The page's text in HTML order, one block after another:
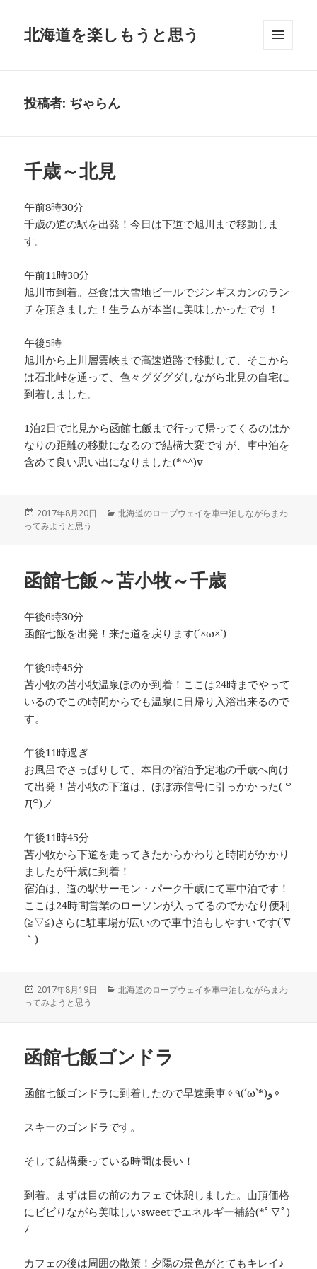
北海道を楽しもうと思う
投稿者: ぢゃらん
千歳～北見
午前8時30分
千歳の道の駅を出発！今日は下道で旭川まで移動しま
す。
午前11時30分
旭川市到着。昼食は大雪地ビールでジンギスカンのラン
チを頂きました！生ラムが本当に美味しかったです！
午後5時
旭川から上川層雲峡まで高速道路で移動して、そこから
は石北峠を通って、色々グダグダしながら北見の自宅に
到着しました。
1泊2日で北見から函館七飯まで行って帰ってくるのはか
なりの距離の移動になるので結構大変ですが、車中泊を
含めて良い思い出になりました(*^^)v
投
稿
2017年8月20日
カ
北海道のロープウェイを車中泊しながらまわ
ってみようと思う
函館七飯～苫小牧～千歳
午後6時30分
函館七飯を出発！来た道を戻ります(´×ω×`)
午後9時45分
苫小牧の苫小牧温泉ほのか到着！ここは24時までやって
いるのでこの時間からでも温泉に日帰り入浴出来るので
す。
午後11時過ぎ
お風呂でさっぱりして、本日の宿泊予定地の千歳へ向け
て出発！苫小牧の下道は、ほぼ赤信号に引っかかった( ꒪
Д꒪)ノ
午後11時45分
苫小牧から下道を走ってきたからかわりと時間がかかり
ましたが千歳に到着！
宿泊は、道の駅サーモン・パーク千歳にて車中泊です！
ここは24時間営業のローソンが入ってるのでかなり便利
(≧▽≦)さらに駐車場が広いので車中泊もしやすいです(´∇
｀)
投
稿
2017年8月19日
カ
北海道のロープウェイを車中泊しながらまわ
ってみようと思う
函館七飯ゴンドラ
函館七飯ゴンドラに到着したので早速乗車✧٩(ˊωˋ*)و✧
スキーのゴンドラです。
そして結構乗っている時間は長い！
到着。まずは目の前のカフェで休憩しました。山頂価格
にビビりながら美味しいsweetでエネルギー補給(*ﾟ▽ﾟ)
ﾉ
カフェの後は周囲の散策！夕陽の景色がとてもキレイ♪